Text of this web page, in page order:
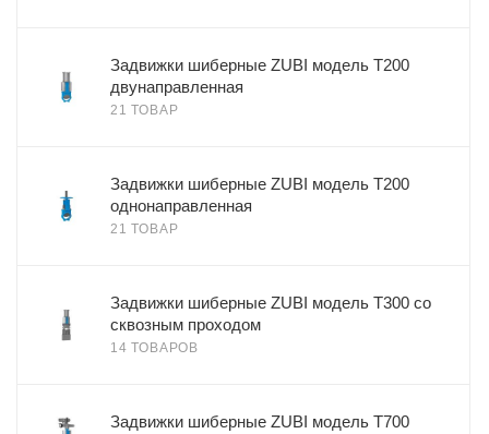
Задвижки шиберные ZUBI модель Т200
двунаправленная
21 ТОВАР
Задвижки шиберные ZUBI модель Т200
однонаправленная
21 ТОВАР
Задвижки шиберные ZUBI модель Т300 со
сквозным проходом
14 ТОВАРОВ
Задвижки шиберные ZUBI модель Т700